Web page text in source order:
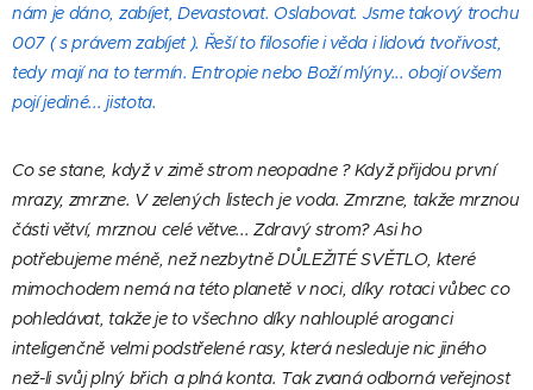
nám je dáno, zabíjet, Devastovat. Oslabovat. Jsme takový trochu
007 ( s právem zabíjet ). Řeší to filosofie i věda i lidová tvořivost,
tedy mají na to termín. Entropie nebo Boží mlýny... obojí ovšem
pojí jediné... jistota.
Co se stane, když v zimě strom neopadne ? Když přijdou první
mrazy, zmrzne. V zelených listech je voda. Zmrzne, takže mrznou
části větví, mrznou celé větve... Zdravý strom? Asi ho
potřebujeme méně, než nezbytně DŮLEŽITÉ SVĚTLO, které
mimochodem nemá na této planetě v noci, díky rotaci vůbec co
pohledávat, takže je to všechno díky nahlouplé aroganci
inteligenčně velmi podstřelené rasy, která nesleduje nic jiného
než-li svůj plný břich a plná konta. Tak zvaná odborná veřejnost